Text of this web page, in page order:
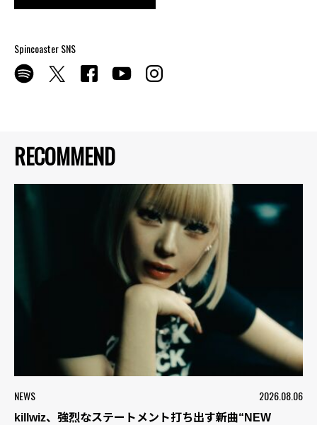
RECOMMEND
NEWS 2026.08.06
killwiz、強烈なステートメント打ち出す新曲“NEW
Spincoaster SNS